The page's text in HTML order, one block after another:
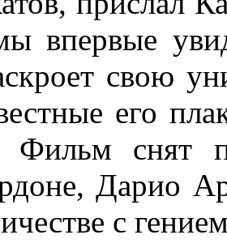
впервые
свою
его
Фильм снят
Дарио
с